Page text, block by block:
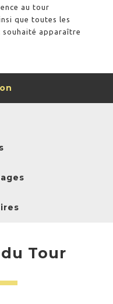
au tour
que toutes les
souhaité apparaître
Tour